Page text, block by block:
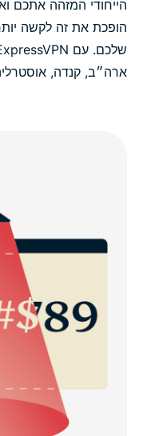
הופכת את זה לקשה
ארה״ב, קנדה,